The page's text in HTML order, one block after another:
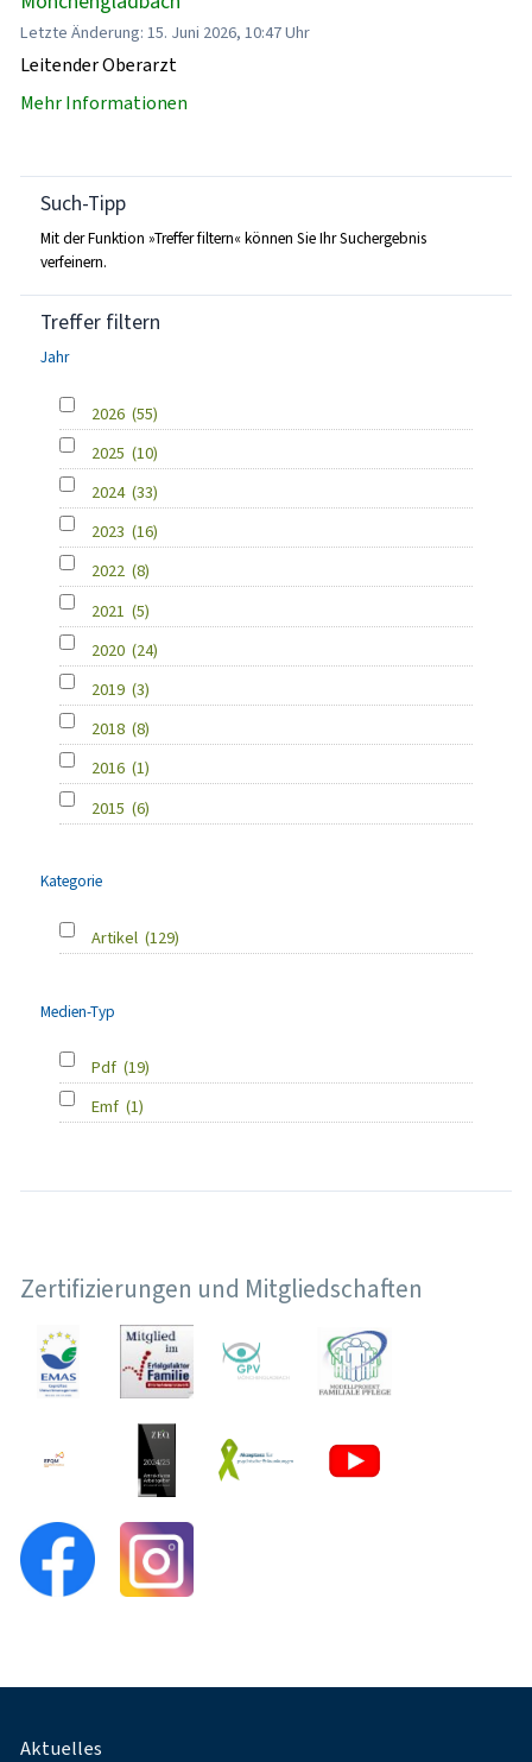
Letzte Änderung: 15. Juni 2026, 10:47 Uhr
Leitender Oberarzt
Mehr Informationen
Such-Tipp
Mit der Funktion »Treffer filtern« können Sie Ihr Suchergebnis
verfeinern.
Treffer filtern
Jahr
2026 (55)
2025 (10)
2024 (33)
2023 (16)
2022 (8)
2021 (5)
2020 (24)
2019 (3)
2018 (8)
2016 (1)
2015 (6)
Kategorie
Artikel (129)
Medien-Typ
Pdf (19)
Emf (1)
Zertifizierungen und Mitgliedschaften
Fußnavigation
Aktuelles